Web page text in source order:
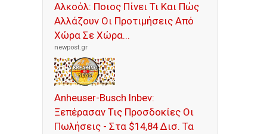
Αλκοόλ: Ποιος Πίνει Τι Και Πώς
Αλλάζουν Οι Προτιμήσεις Από
Χώρα Σε Χώρα...
newpost.gr
Anheuser-Busch Inbev:
Ξεπέρασαν Τις Προσδοκίες Οι
Πωλήσεις - Στα $14,84 Δισ. Τα